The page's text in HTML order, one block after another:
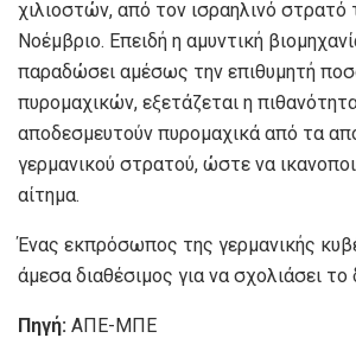
χιλιοστών, από τον ισραηλινό στρατό
Νοέμβριο. Επειδή η αμυντική
παραδώσει αμέσως την επιθυμητή
πυρομαχικών, εξετάζεται η
αποδεσμευτούν πυρομαχικά από τα
γερμανικού στρατού, ώστε να
αίτημα.
Ένας εκπρόσωπος της γερμανικής
άμεσα διαθέσιμος για να σχολιάσει το
Πηγή: ΑΠΕ-ΜΠΕ